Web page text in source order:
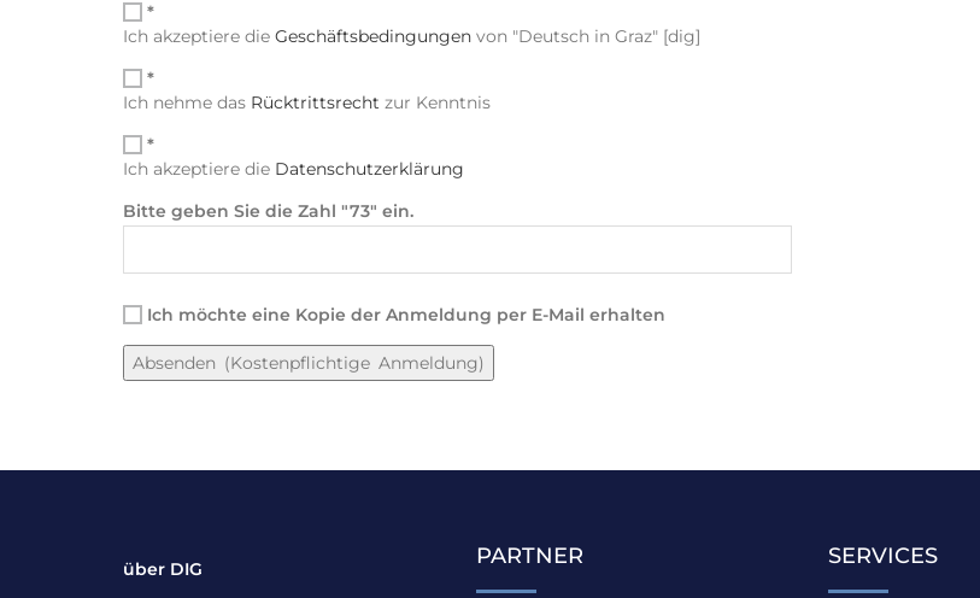
*
Ich akzeptiere die Geschäftsbedingungen von "Deutsch in Graz" [dig]
*
Ich nehme das Rücktrittsrecht zur Kenntnis
*
Ich akzeptiere die Datenschutzerklärung
Bitte geben Sie die Zahl "73" ein.
Ich möchte eine Kopie der Anmeldung per E-Mail erhalten
über DIG
PARTNER SERVICES